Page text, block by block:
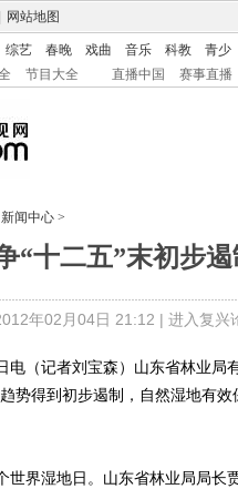
网站地图
综艺 春晚 戏曲 音乐 科教 青少
节目大全 直播中国 赛事直播
新闻中心 >
“十二五”末初步
年02月04日 21:12 | 进入复兴
（记者刘宝森）山东省林业局
势得到初步遏制，自然湿地有
界湿地日。山东省林业局局长